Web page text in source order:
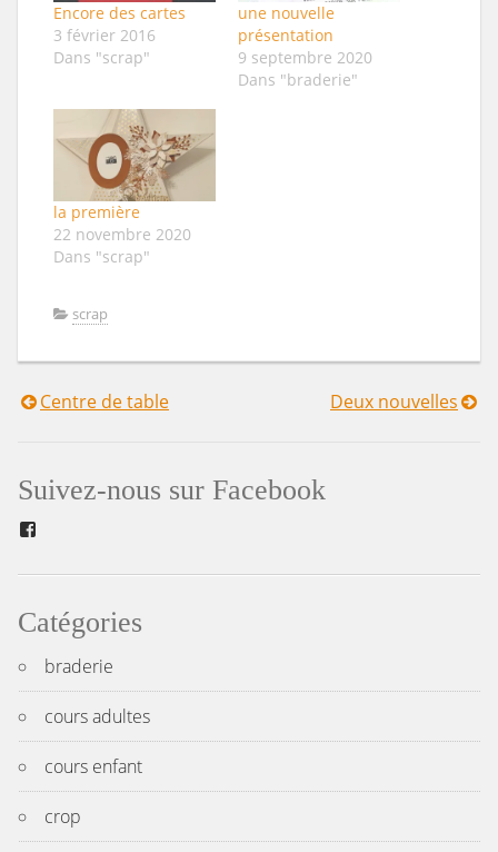
Encore des cartes
3 février 2016
Dans "scrap"
une nouvelle
présentation
9 septembre 2020
Dans "braderie"
la première
22 novembre 2020
Dans "scrap"
scrap
Navigation
l’article
Centre de table Deux nouvelles
Suivez-nous sur Facebook
Catégories
braderie
cours adultes
cours enfant
crop